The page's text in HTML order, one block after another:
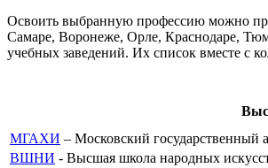
Освоить выбранную профессию можно
Самаре, Воронеже, Орле, Краснодаре,
учебных заведений. Их список вместе с
МГАХИ – Московский государственный
ВШНИ - Высшая школа народных